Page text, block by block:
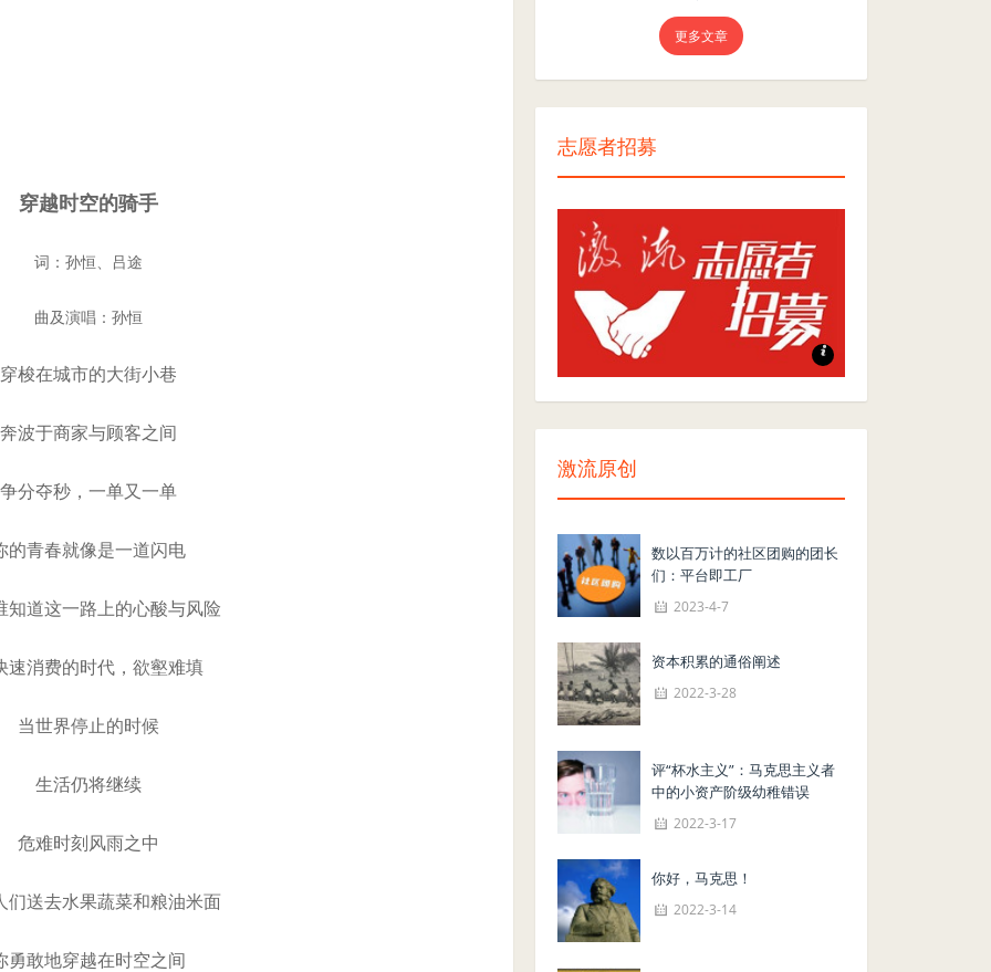
穿越时空的骑手
词：孙恒、吕途
曲及演唱：孙恒
穿梭在城市的大街小巷
奔波于商家与顾客之间
争分夺秒，一单又一单
的青春就像是一道闪电
知道这一路上的心酸与风险
速消费的时代，欲壑难填
当世界停止的时候
生活仍将继续
危难时刻风雨之中
们送去水果蔬菜和粮油米面
勇敢地穿越在时空之间
更多文章
志愿者招募
志愿者招募
激流原创
数以百万计的社区团购的团长
们：平台即工厂
2023-4-7
资本积累的通俗阐述
2022-3-28
评“杯水主义”：马克思主义者
中的小资产阶级幼稚错误
2022-3-17
你好，马克思！
2022-3-14